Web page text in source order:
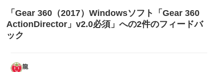
「Gear 360（2017）Windowsソフト「Gear 360
ActionDirector」v2.0必須」への2件のフィードバ
ック
龍よ